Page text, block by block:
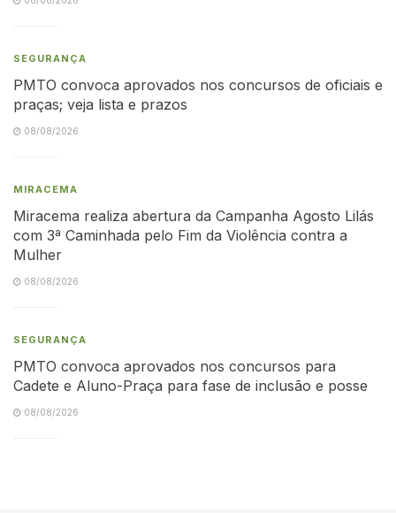
SEGURANÇA
PMTO convoca aprovados nos concursos de oficiais e
praças; veja lista e prazos
08/08/2026
MIRACEMA
Miracema realiza abertura da Campanha Agosto Lilás
com 3ª Caminhada pelo Fim da Violência contra a
Mulher
08/08/2026
SEGURANÇA
PMTO convoca aprovados nos concursos para
Cadete e Aluno-Praça para fase de inclusão e posse
08/08/2026